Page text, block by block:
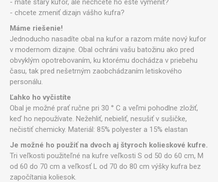
- máte starý kufor, ale nechcete ho ešte vymeniť?
- chcete zmeniť dizajn vášho kufra?
Máme riešenie!
Jednoducho nasadíte obal na kufor a razom máte nový kufor
v modernom dizajne. Obal ochráni vašu batožinu ako pred
obvyklým opotrebovaním, ku ktorému dochádza v priebehu
času, tak pred nešetrným zaobchádzaním letiskového
personálu.
Ľahko ho vyčistíte
Obal je možné prať ručne pri 30 ° C a veľmi pohodlne zložiť,
keď ho nepoužívate. Nežehliť, nebieliť, nesušiť v sušičke,
nečistiť chemicky. Materiál: 85% polyester a 15% elastan
Je možné ho použiť na dvoch aj štyroch kolieskové kufre.
Tri veľkosti použiteľné na kufre veľkosti S od 50 do 60 cm, M
od 60 do 70 cm a veľkosť L od 70 do 80 cm výšky kufra bez
započítania koliesok.